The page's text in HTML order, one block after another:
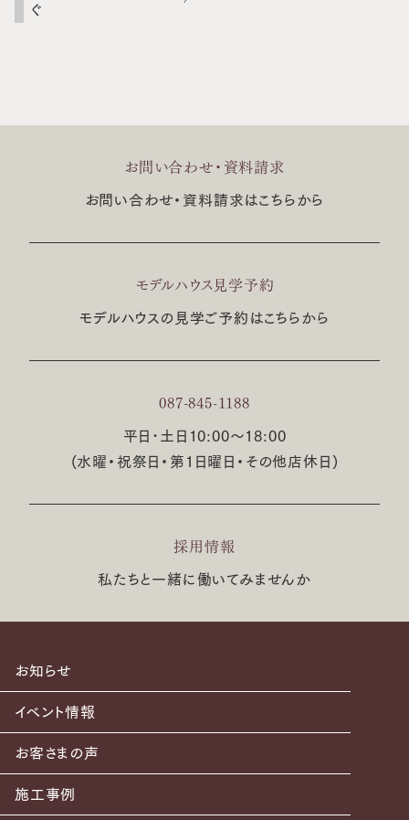
ぐ
お問い合わせ・資料請求
お問い合わせ・資料請求はこちらから
モデルハウス見学予約
モデルハウスの見学ご予約はこちらから
087-845-1188
平日･土日10:00〜18:00
(水曜・祝祭日・第1日曜日・その他店休日)
採用情報
私たちと一緒に働いてみませんか
お知らせ
イベント情報
お客さまの声
施工事例